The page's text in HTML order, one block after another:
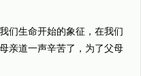
们生命开始的象征，在我们
亲道一声辛苦了，为了父母